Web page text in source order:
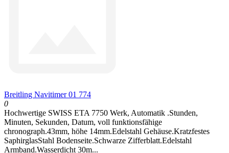
Breitling Navitimer 01 774
0
Hochwertige SWISS ETA 7750 Werk, Automatik .Stunden,
Minuten, Sekunden, Datum, voll funktionsfähige
chronograph.43mm, höhe 14mm.Edelstahl Gehäuse.Kratzfestes
SaphirglasStahl Bodenseite.Schwarze Zifferblatt.Edelstahl
Armband.Wasserdicht 30m...